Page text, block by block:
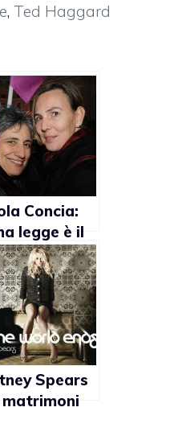
, Ted Haggard
Concia:
legge è il
passo
Spears
matrimoni